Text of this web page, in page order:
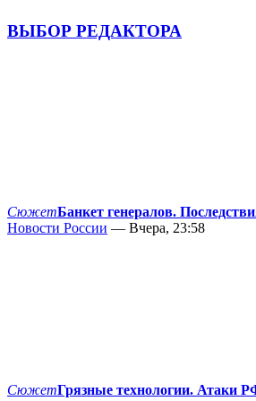
ВЫБОР РЕДАКТОРА
СюжетБанкет генералов.
Новости России — Вчера, 23:58
СюжетГрязные технологии. Атаки